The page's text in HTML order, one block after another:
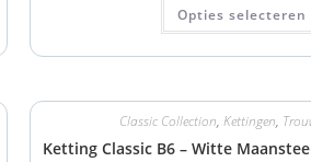
Opties selecteren
Classic Collection, Kettingen,
Ketting Classic B6 – Witte